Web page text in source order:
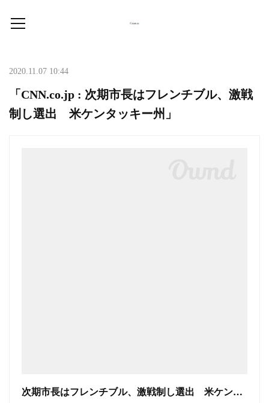
2020.11.07 10:44
「CNN.co.jp : 次期市長はフレンチブル、激戦
制し選出 米ケンタッキー州」
次期市長はフレンチブル、激戦制し選出 米ケンタッキー州